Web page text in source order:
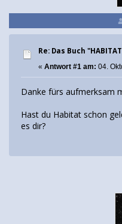
Re: Das Buch
« Antwort #1 am: 04.
Danke fürs aufmerksam
Hast du Habitat schon
es dir?